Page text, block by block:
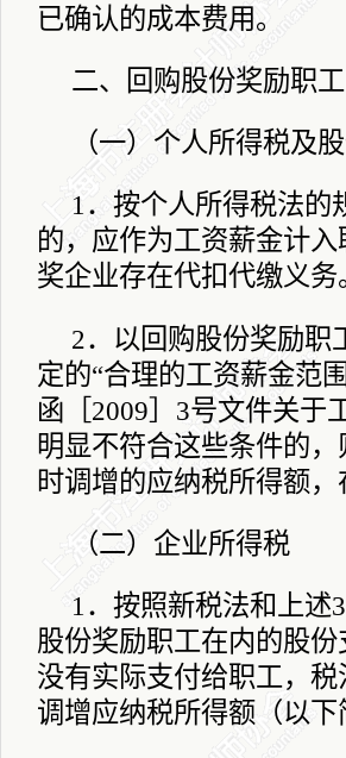
已确认的成本费用。
二、回购股份奖励职
（一）个人所得税及
1．按个人所得税法的
的，应作为工资薪金计
奖企业存在代扣代缴义务
2．以回购股份奖励职
定的“合理的工资薪金范
函［ 2009 3号文件关于
明显不符合这些条件的
时调增的应纳税所得额
（二）企业所得税
1 ．按照新税法和上述3
股份奖励职工在内的股
没有实际支付给职工，
调增应纳税所得额（以